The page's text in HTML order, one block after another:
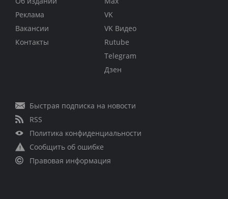
Реклама
Вакансии
Контакты
VK
VK Видео
Rutube
Telegram
Дзен
Быстрая подписка на новости
RSS
Политика конфиденциальности
Сообщить об ошибке
Правовая информация